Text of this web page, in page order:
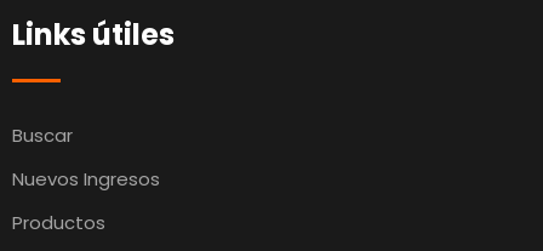
Links útiles
Buscar
Nuevos Ingresos
Productos